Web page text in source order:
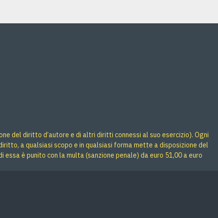
del diritto d’autore e di altri diritti connessi al suo esercizio). Ogni
a qualsiasi scopo e in qualsiasi forma mette a disposizione del
è punito con la multa (sanzione penale) da euro 51,00 a euro